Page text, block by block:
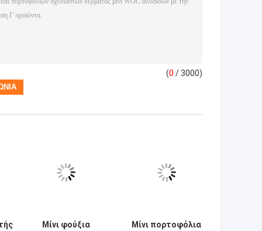
(0 / 3000)
Μίνι φούξια Μίνι πορτοφόλια